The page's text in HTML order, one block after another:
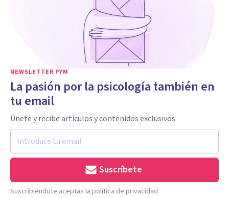
NEWSLETTER PYM
La pasión por la psicología también en
tu email
Únete y recibe artículos y contenidos exclusivos
Suscríbete
Suscribiéndote aceptas la política de privacidad